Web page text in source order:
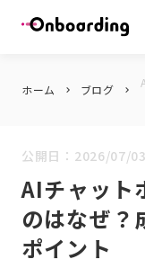
ホーム keyboard_arrow_right ブログ keyboard_arrow_right
公開日： 2026/07/03
AIチャット
のはなぜ？
ポイント